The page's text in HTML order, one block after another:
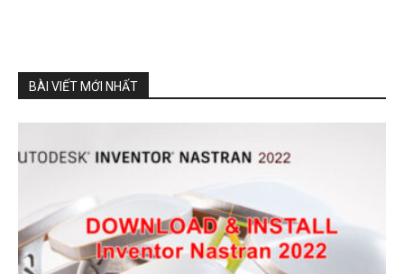
BÀI VIẾT MỚI NHẤT